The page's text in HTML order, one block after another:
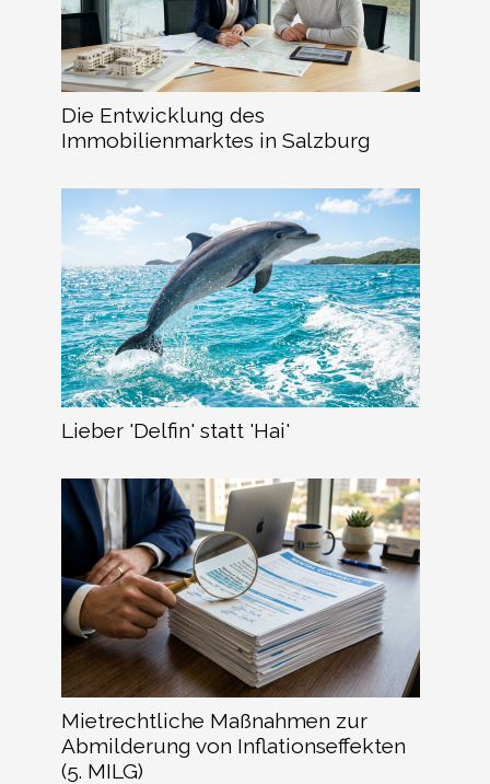
Die Entwicklung des
Immobilienmarktes in Salzburg
Lieber 'Delfin' statt 'Hai'
Mietrechtliche Maßnahmen zur
Abmilderung von Inflationseffekten
(5. MILG)